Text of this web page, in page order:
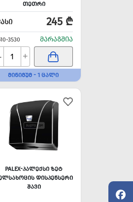
ᲗᲔᲗᲠᲘ
245 ₾
3530 ᲛᲐᲠᲐᲒᲨᲘᲐ
+
ᲛᲘᲜᲘᲛᲣᲛ - 1 ᲪᲐᲚᲘ
PALEX-ᲞᲐᲚᲔᲥᲡᲘ ᲖᲔᲢ
ᲓᲘᲡᲞᲔᲜᲡᲔᲠᲘ
ᲨᲐᲕᲘ